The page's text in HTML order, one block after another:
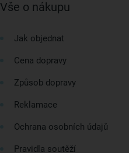
Vše o nákupu
Jak objednat
Cena dopravy
Způsob dopravy
Reklamace
Ochrana osobních údajů
Pravidla soutěží